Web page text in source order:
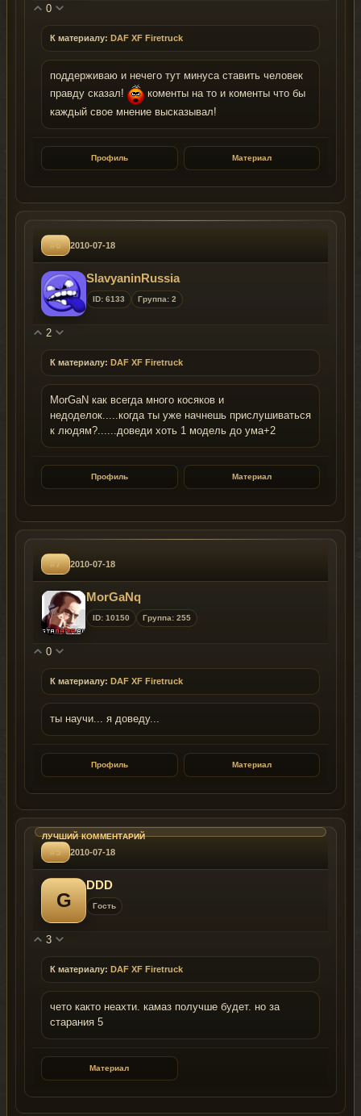
0
К материалу: DAF XF Firetruck
поддерживаю и нечего тут минуса ставить человек
правду сказал!
коменты на то и коменты что бы
каждый свое мнение высказывал!
Профиль Материал
#6 2010-07-18
SlavyaninRussia
ID: 6133 Группа: 2
2
К материалу: DAF XF Firetruck
MorGaN как всегда много косяков и
недоделок.....когда ты уже начнешь прислушиваться
к людям?......доведи хоть 1 модель до ума+2
Профиль Материал
#7 2010-07-18
MorGaNq
ID: 10150 Группа: 255
0
К материалу: DAF XF Firetruck
ты научи... я доведу...
Профиль Материал
#5 2010-07-18
G
DDD
Гость
3
К материалу: DAF XF Firetruck
чето както неахти. камаз получше будет. но за
старания 5
Материал